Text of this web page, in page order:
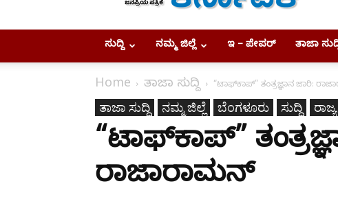
ಸುದ್ದಿ ನಮ್ಮ ಜಿಲ್ಲೆ ಇ – ಪೇಪರ್ ತಾಜಾ
Home ತಾಜಾ ಸುದ್ದಿ “ಟಾಫ್‌ಕಾಪ್” ತಂತ್ರಜ್ಞಾನ ಜಾರಿ:
ತಾಜಾ ಸುದ್ದಿ ನಮ್ಮ ಜಿಲ್ಲೆ ಬೆಂಗಳೂರು ಸುದ್ದಿ ರಾಜ್ಯ
“ಟಾಫ್‌ಕಾಪ್”
ರಾಜಾರಾಮನ್